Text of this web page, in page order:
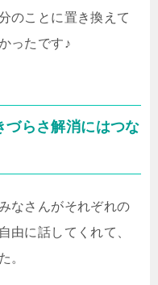
のことに置き換えて
ったです♪
づらさ解消にはつな
なさんがそれぞれの
由に話してくれて、
。